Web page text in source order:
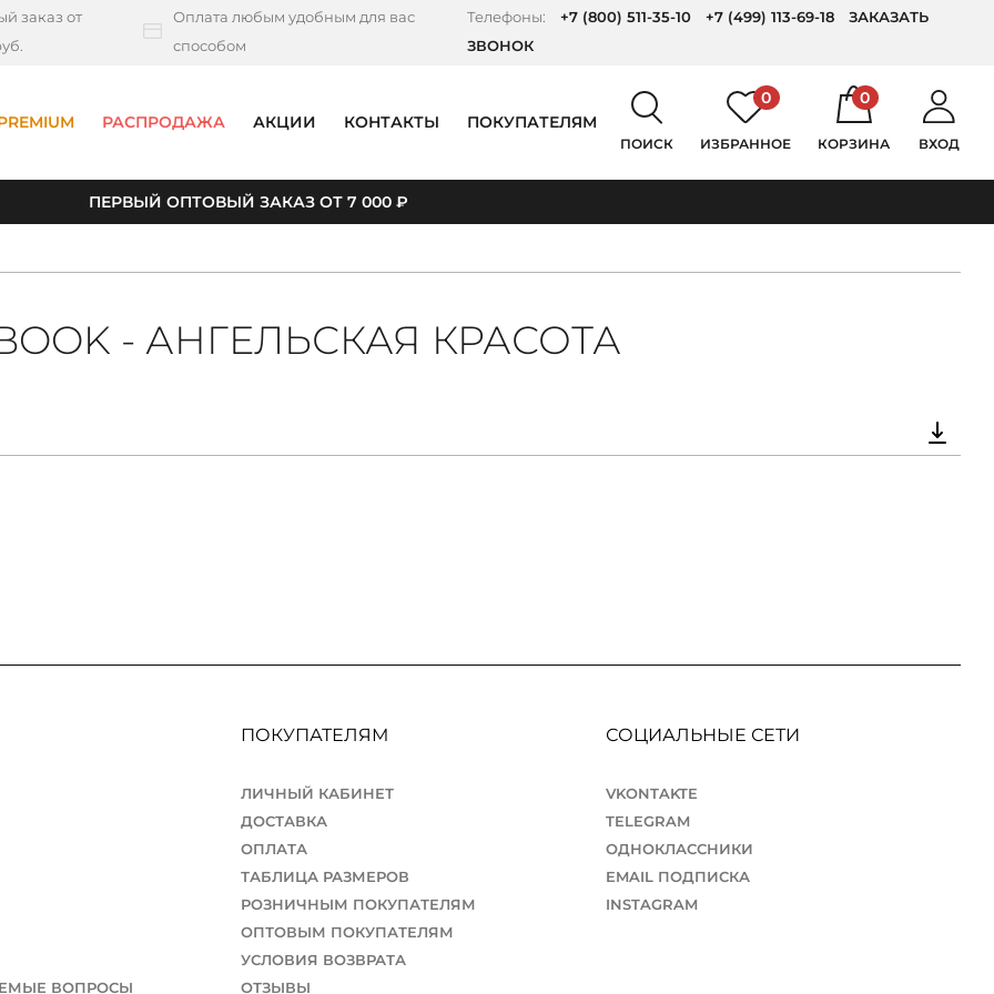
заказ от
Оплата любым удобным для вас
способом
Телефоны: +7 (800) 511-35-10 +7 (499) 113-69-18
ЗАКАЗАТЬ
ЗВОНОК
РАСПРОДАЖА АКЦИИ КОНТАКТЫ ПОКУПАТЕЛЯМ
ПОИСК
0
ИЗБРАННОЕ
0
КОРЗИНА ВХОД
ПЕРВЫЙ ОПТОВЫЙ ЗАКАЗ ОТ 7 000 ₽
- АНГЕЛЬСКАЯ КРАСОТА
ВОПРОСЫ
ПОКУПАТЕЛЯМ
ЛИЧНЫЙ КАБИНЕТ
ДОСТАВКА
ОПЛАТА
ТАБЛИЦА РАЗМЕРОВ
РОЗНИЧНЫМ ПОКУПАТЕЛЯМ
ОПТОВЫМ ПОКУПАТЕЛЯМ
УСЛОВИЯ ВОЗВРАТА
ОТЗЫВЫ
СОЦИАЛЬНЫЕ СЕТИ
VKONTAKTE
TELEGRAM
ОДНОКЛАССНИКИ
EMAIL ПОДПИСКА
INSTAGRAM